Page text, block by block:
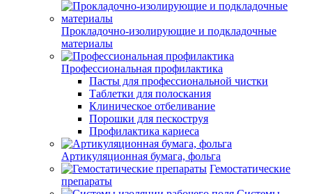
Прокладочно-изолирующие и подкладочные
материалы
Профессиональная профилактика
Пасты для профессиональной чистки
Таблетки для полоскания
Клиническое отбеливание
Порошки для пескоструя
Профилактика кариеса
Артикуляционная бумага, фольга
Гемостатические
препараты